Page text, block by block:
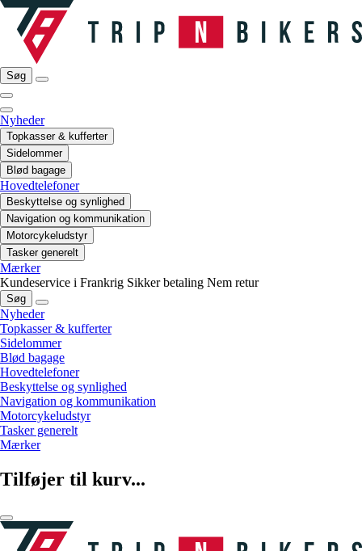
Søg
Nyheder
Topkasser & kufferter
Sidelommer
Blød bagage
Hovedtelefoner
Beskyttelse og synlighed
Navigation og kommunikation
Motorcykeludstyr
Tasker generelt
Mærker
Kundeservice i Frankrig Sikker betaling Nem retur
Søg
Nyheder
Topkasser & kufferter
Sidelommer
Blød bagage
Hovedtelefoner
Beskyttelse og synlighed
Navigation og kommunikation
Motorcykeludstyr
Tasker generelt
Mærker
Tilføjer til kurv...